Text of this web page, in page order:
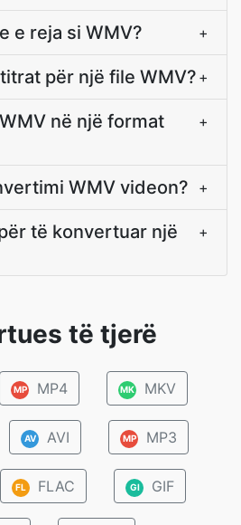
e reja si WMV? +
për një file WMV? +
në një format
+
WMV videon? +
të konvertuar një
+
të tjerë
MP MP4 MK MKV
AV AVI MP MP3
FL FLAC GI GIF